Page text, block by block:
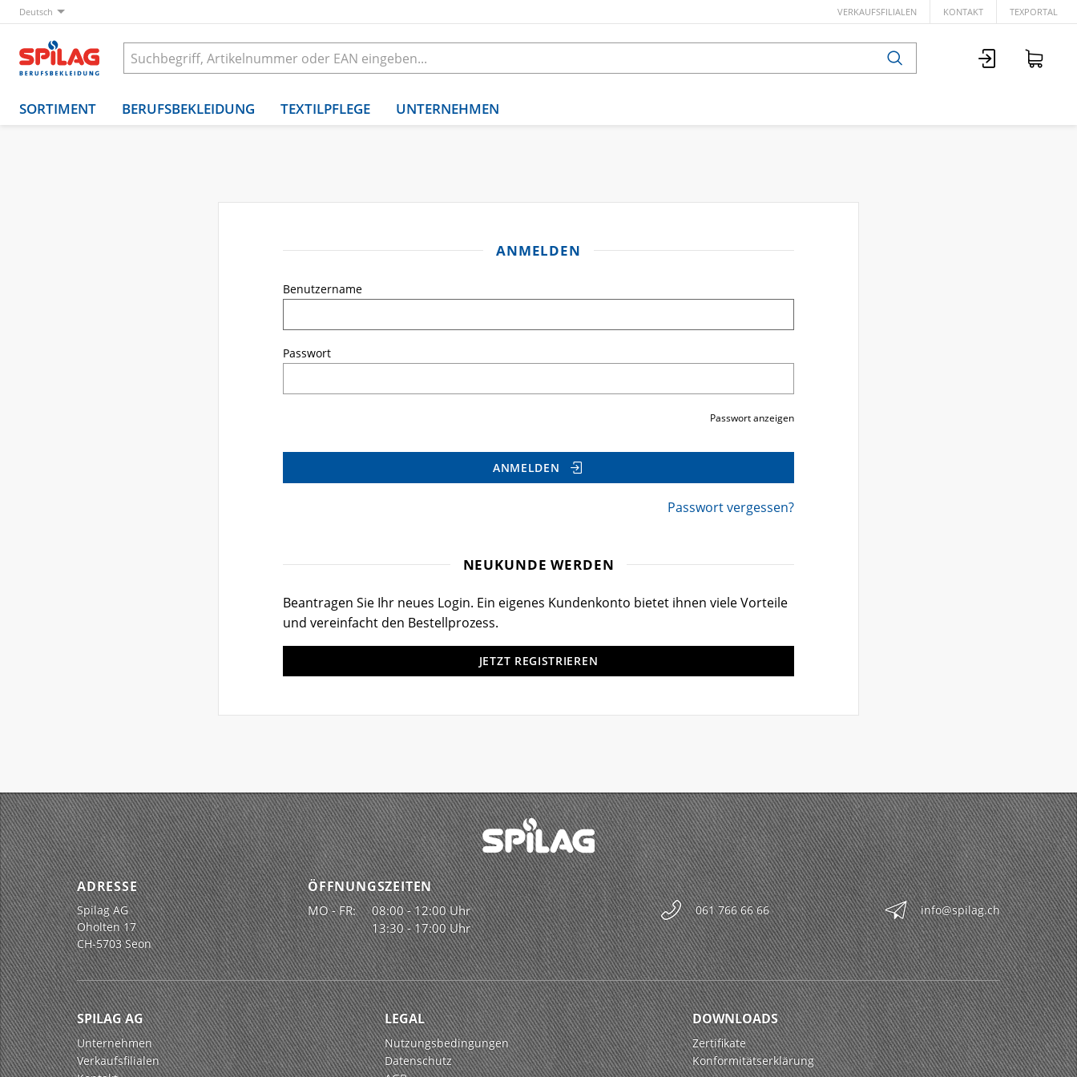
Deutsch VERKAUFSFILIALEN KONTAKT TEXPORTAL
SORTIMENT BERUFSBEKLEIDUNG TEXTILPFLEGE UNTERNEHMEN
ANMELDEN
Benutzername
Passwort
Passwort anzeigen
ANMELDEN
Passwort vergessen?
NEUKUNDE WERDEN
Beantragen Sie Ihr neues Login. Ein eigenes Kundenkonto bietet ihnen viele Vorteile
und vereinfacht den Bestellprozess.
JETZT REGISTRIEREN
ADRESSE
Spilag AG
Oholten 17
CH-5703 Seon
ÖFFNUNGSZEITEN
MO - FR:
08:00 - 12:00 Uhr
13:30 - 17:00 Uhr
061 766 66 66 info@spilag.ch
SPILAG AG
Unternehmen
Verkaufsfilialen
LEGAL
Nutzungsbedingungen
Datenschutz
DOWNLOADS
Zertifikate
Konformitätserklärung